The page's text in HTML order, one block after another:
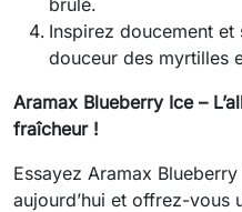
brûlé.
Inspirez doucement et
douceur des myrtilles
Aramax Blueberry Ice –
fraîcheur !
Essayez Aramax
aujourd’hui et offrez-vous